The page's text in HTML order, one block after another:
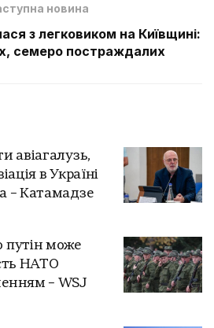
новина
з легковиком на Київщині:
семеро постраждалих
авіагалузь,
в Україні
– Катамадзе
може
НАТО
– WSJ